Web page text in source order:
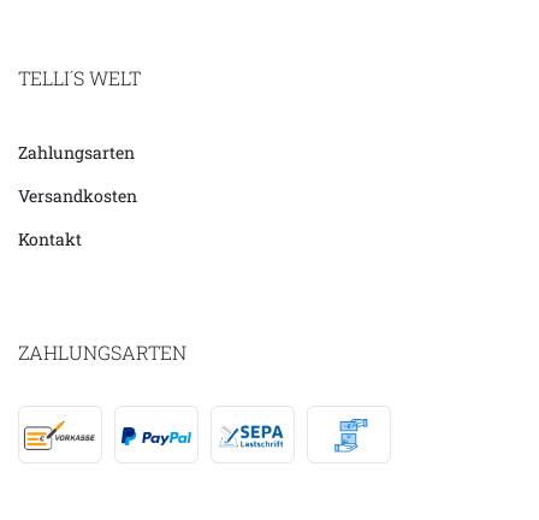
TELLI´S WELT
Zahlungsarten
Versandkosten
Kontakt
ZAHLUNGSARTEN